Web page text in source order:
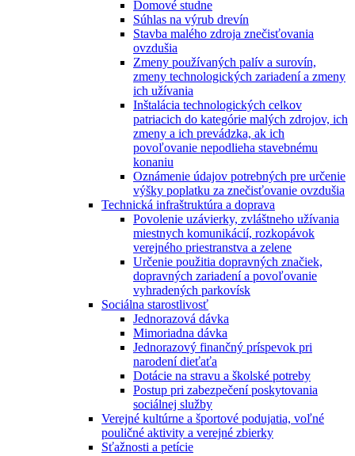
Domové studne
Súhlas na výrub drevín
Stavba malého zdroja znečisťovania
ovzdušia
Zmeny používaných palív a surovín,
zmeny technologických zariadení a zmeny
ich užívania
Inštalácia technologických celkov
patriacich do kategórie malých zdrojov, ich
zmeny a ich prevádzka, ak ich
povoľovanie nepodlieha stavebnému
konaniu
Oznámenie údajov potrebných pre určenie
výšky poplatku za znečisťovanie ovzdušia
Technická infraštruktúra a doprava
Povolenie uzávierky, zvláštneho užívania
miestnych komunikácií, rozkopávok
verejného priestranstva a zelene
Určenie použitia dopravných značiek,
dopravných zariadení a povoľovanie
vyhradených parkovísk
Sociálna starostlivosť
Jednorazová dávka
Mimoriadna dávka
Jednorazový finančný príspevok pri
narodení dieťaťa
Dotácie na stravu a školské potreby
Postup pri zabezpečení poskytovania
sociálnej služby
Verejné kultúrne a športové podujatia, voľné
pouličné aktivity a verejné zbierky
Sťažnosti a petície